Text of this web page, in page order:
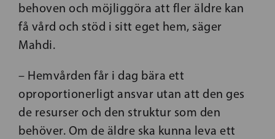
behoven och möjliggöra att fler äldre kan
få vård och stöd i sitt eget hem, säger
Mahdi.
– Hemvården får i dag bära ett
oproportionerligt ansvar utan att den ges
de resurser och den struktur som den
behöver. Om de äldre ska kunna leva ett